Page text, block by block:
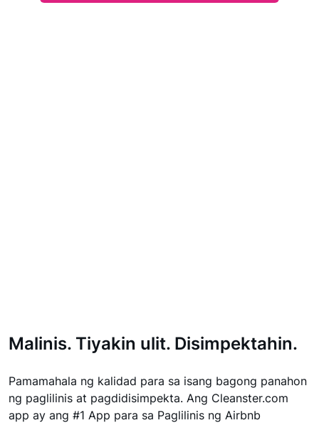
Malinis. Tiyakin ulit. Disimpektahin.
Pamamahala ng kalidad para sa isang bagong panahon
ng paglilinis at pagdidisimpekta. Ang Cleanster.com
app ay ang #1 App para sa Paglilinis ng Airbnb